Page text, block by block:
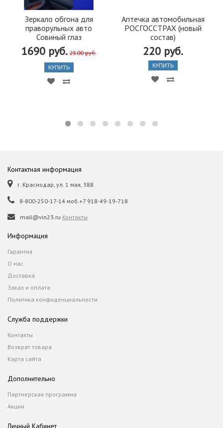
Зеркало обгона для
праворульных авто
Совиный глаз
1690 руб. 2500 руб.
КУПИТЬ
Аптечка автомобильная
РОСГОССТРАХ (новый
состав)
220 руб.
КУПИТЬ
Контактная информация
г. Краснодар, ул. 1 мая, 388
8-800-250-17-14 моб.+7 918-49-19-718
mail@vin23.ru Контакты
Информация
Гарантия
О нас
Доставка
Заказ и оплата
Политика конфиденциальности
Служба поддержки
Контакты
Возврат товара
Карта сайта
Дополнительно
Партнерская программа
Акции
Личный Кабинет